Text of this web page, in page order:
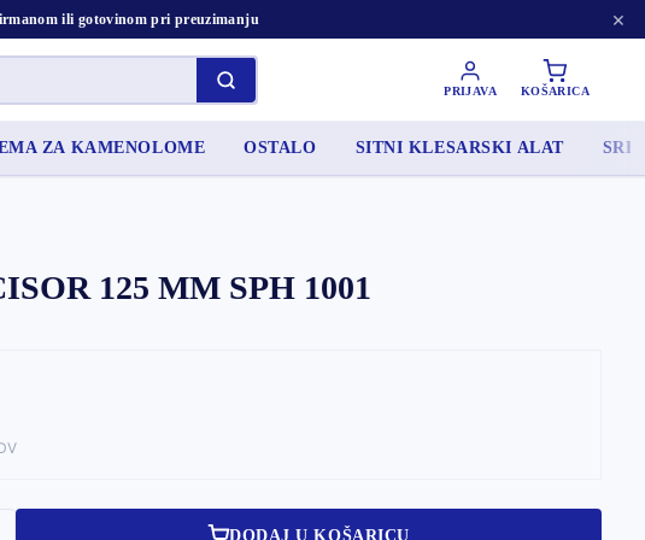
ili gotovinom pri preuzimanju ×
PRIJAVA KOŠARICA
ZA KAMENOLOME OSTALO SITNI KLESARSKI ALAT
125 MM SPH 1001
DODAJ U KOŠARICU